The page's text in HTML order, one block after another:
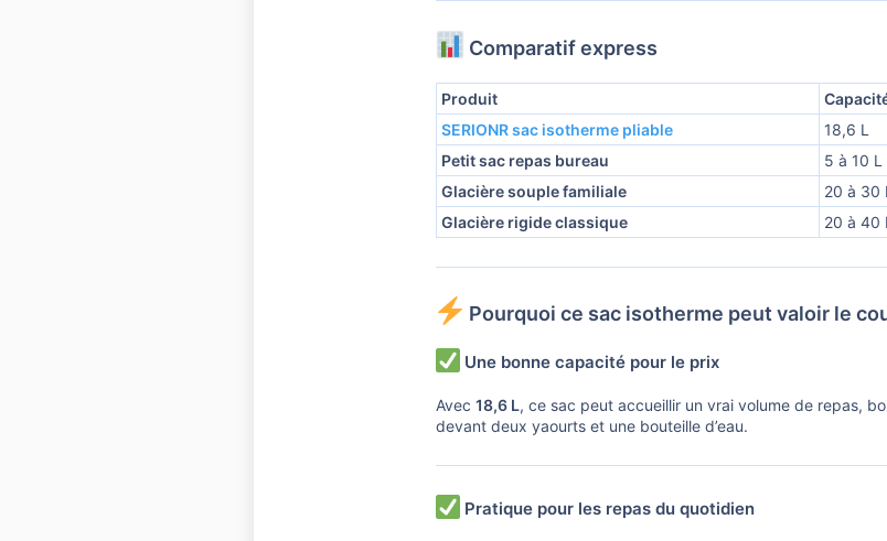
Comparatif express
Produit
SERIONR sac isotherme pliable
18,6 L
Petit sac repas bureau
5 à 10 L
Glacière souple familiale
20 à 30 L
Glacière rigide classique
20 à 40 L
Pourquoi ce sac isotherme peut valoir le
Une bonne capacité pour le prix
Avec 18,6 L, ce sac peut accueillir un vrai volume de repas,
devant deux yaourts et une bouteille d’eau.
Pratique pour les repas du quotidien